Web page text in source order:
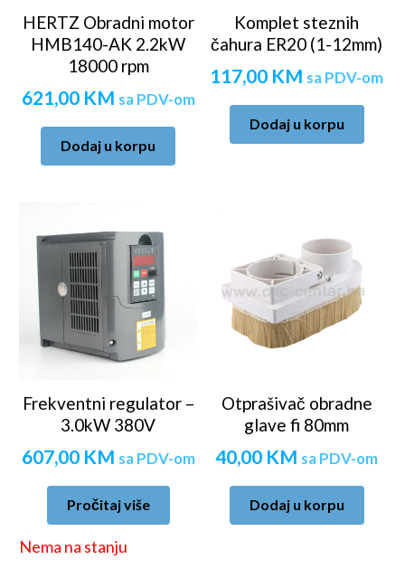
HERTZ Obradni motor
HMB140-AK 2.2kW
18000 rpm
621,00 KM sa PDV-om
Dodaj u korpu
Komplet steznih
čahura ER20 (1-12mm)
117,00 KM sa PDV-om
Dodaj u korpu
Frekventni regulator –
3.0kW 380V
607,00 KM sa PDV-om
Pročitaj više
Nema na stanju
Otprašivač obradne
glave fi 80mm
40,00 KM sa PDV-om
Dodaj u korpu